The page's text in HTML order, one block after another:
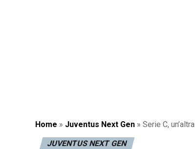
Home » Juventus Next Gen » Serie C,
JUVENTUS NEXT GEN